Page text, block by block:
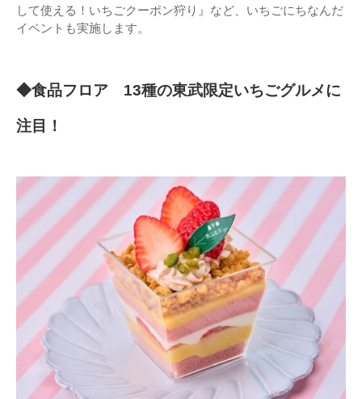
して使える！いちごクーポン狩り』など、いちごにちなんだ
イベントも実施します。
◆食品フロア 13種の東武限定いちごグルメに
注目！